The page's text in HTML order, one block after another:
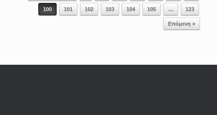
100 101 102 103 104 105 … 123
Επόμενη »